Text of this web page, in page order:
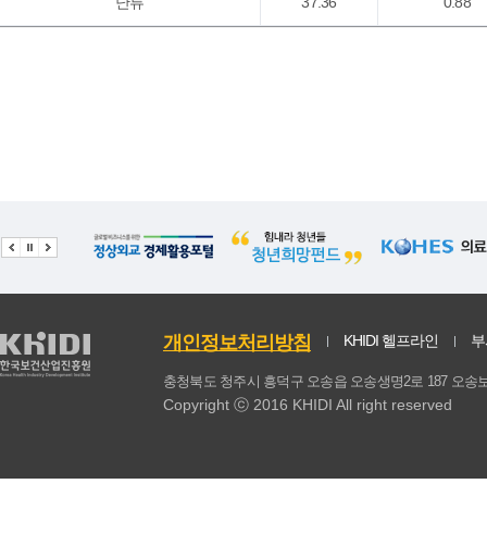
동물성 식품계 303.08 3.94
식물성식품 섭취비율(%) 77.94
동물성식품 섭취비율(%) 22.06 0.26
개인정보처리방침 KHIDI 헬프라인
충청북도 청주시 흥덕구 오송읍 오송생명2로 187 오
Copyright ⓒ 2016 KHIDI All right reserved